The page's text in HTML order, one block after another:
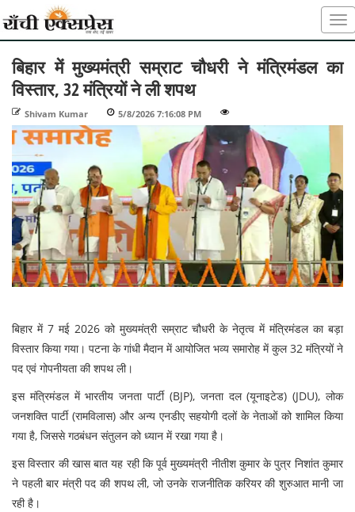
बिहार में मुख्यमंत्री सम्राट चौधरी ने मंत्रिमंडल का
विस्तार, 32 मंत्रियों ने ली शपथ
Shivam Kumar 5/8/2026 7:16:08 PM
बिहार में 7 मई 2026 को मुख्यमंत्री सम्राट चौधरी के नेतृत्व में मंत्रिमंडल का बड़ा
विस्तार किया गया। पटना के गांधी मैदान में आयोजित भव्य समारोह में कुल 32 मंत्रियों ने
पद एवं गोपनीयता की शपथ ली।
इस मंत्रिमंडल में भारतीय जनता पार्टी (BJP), जनता दल (यूनाइटेड) (JDU), लोक
जनशक्ति पार्टी (रामविलास) और अन्य एनडीए सहयोगी दलों के नेताओं को शामिल किया
गया है, जिससे गठबंधन संतुलन को ध्यान में रखा गया है।
इस विस्तार की खास बात यह रही कि पूर्व मुख्यमंत्री नीतीश कुमार के पुत्र निशांत कुमार
ने पहली बार मंत्री पद की शपथ ली, जो उनके राजनीतिक करियर की शुरुआत मानी जा
रही है।